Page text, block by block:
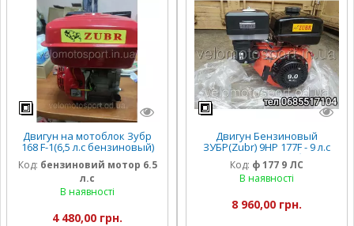
Двигун на мотоблок Зубр
168 F-1(6,5 л.с бензиновый)
шпонка 19 мм 20 мм
Код: бензиновий мотор 6.5
л.с
В наявності
4 480,00 грн.
Двигун Бензиновый
ЗУБР(Zubr) 9HP 177F - 9 л.с
под шлицы 25 в сборе.
Код: ф 177 9 ЛС
В наявності
8 960,00 грн.